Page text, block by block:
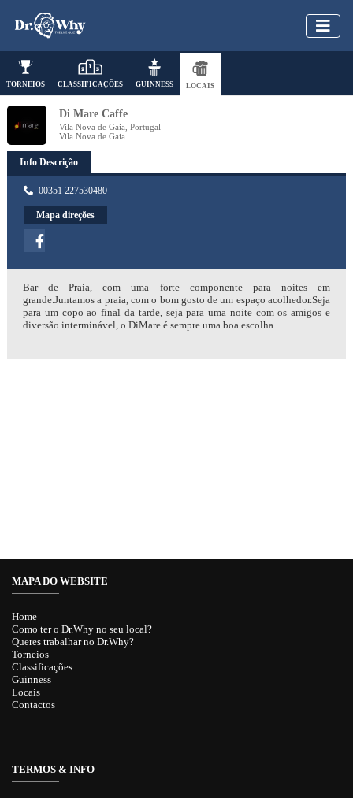
TORNEIOS CLASSIFICAÇÕES GUINNESS LOCAIS
Di Mare Caffe
Vila Nova de Gaia, Portugal
Vila Nova de Gaia
Info Descrição
00351 227530480
Mapa direções
Bar de Praia, com uma forte componente para noites em
grande.Juntamos a praia, com o bom gosto de um espaço acolhedor.Seja
para um copo ao final da tarde, seja para uma noite com os amigos e
diversão interminável, o DiMare é sempre uma boa escolha.
MAPA DO WEBSITE
Home
Como ter o Dr.Why no seu local?
Queres trabalhar no Dr.Why?
Torneios
Classificações
Guinness
Locais
Contactos
TERMOS & INFO